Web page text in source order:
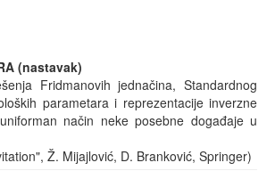
(nastavak)
Fridmanovih jednačina, Standardnog
parametara i reprezentacije inverzne
način neke posebne događaje u
Ž. Mijajlović, D. Branković, Springer)